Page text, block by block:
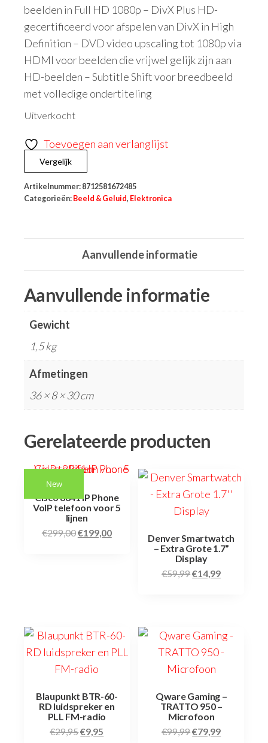
beelden in Full HD 1080p – DivX Plus HD-
gecertificeerd voor afspelen van DivX in High
Definition – DVD video upscaling tot 1080p via
HDMI voor beelden die vrijwel gelijk zijn aan
HD-beelden – Subtitle Shift voor breedbeeld
met volledige ondertiteling
Uitverkocht
Toevoegen aan verlanglijst
Vergelijk
Artikelnummer: 8712581672485
Categorieën: Beeld & Geluid, Elektronica
Aanvullende informatie
Aanvullende informatie
Gewicht
1,5 kg
Afmetingen
36 × 8 × 30 cm
Gerelateerde producten
New
Cisco 8841 IP Phone
VoIP telefoon voor 5
lijnen
€299,00€199,00
Denver Smartwatch
– Extra Grote 1.7”
Display
€59,99€14,99
Blaupunkt BTR-60-
RD luidspreker en
PLL FM-radio
€29,95€9,95
Qware Gaming –
TRATTO 950 –
Microfoon
€99,99€79,99